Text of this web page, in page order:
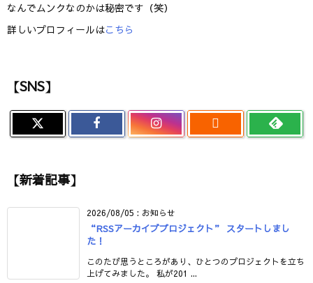
なんでムンクなのかは秘密です（笑）
詳しいプロフィールはこちら
【SNS】

【新着記事】
2026/08/05 : お知らせ
“RSSアーカイブプロジェクト” スタートしまし
た！
このたび思うところがあり、ひとつのプロジェクトを立ち
上げてみました。 私が201 ...